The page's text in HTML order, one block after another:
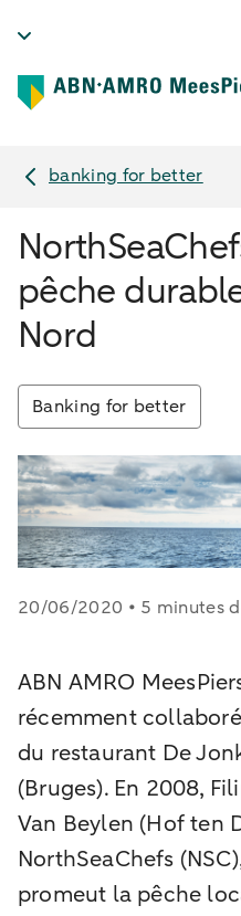
banking for better
pêche
Nord
Banking for better
20/06/2020 • 5 minutes
ABN AMRO
récemment
du restaurant De
(Bruges). En 2008,
Van Beylen (Hof ten
NorthSeaChefs
promeut la pêche